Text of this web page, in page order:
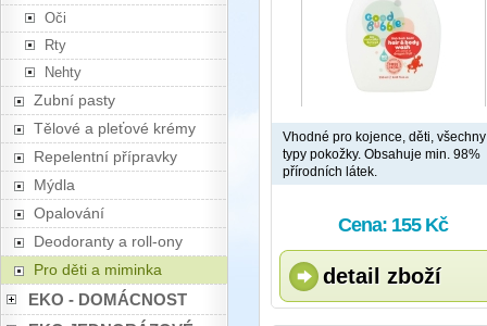
Oči
Rty
Nehty
Zubní pasty
Tělové a pleťové krémy
Repelentní přípravky
Mýdla
Opalování
Deodoranty a roll-ony
Pro děti a miminka
EKO - DOMÁCNOST
Vhodné pro kojence, děti, všechny
typy pokožky. Obsahuje min. 98%
přírodních látek.
Cena: 155 Kč
detail zboží